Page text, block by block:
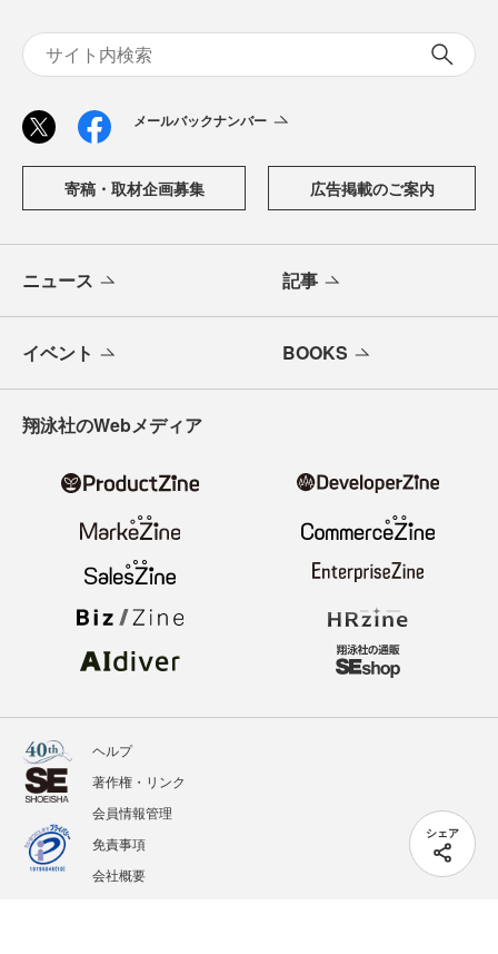
シェア
メールバックナンバー
寄稿・取材企画募集 広告掲載のご案内
ニュース 記事
イベント BOOKS
翔泳社のWebメディア
ヘルプ
著作権・リンク
会員情報管理
免責事項
会社概要